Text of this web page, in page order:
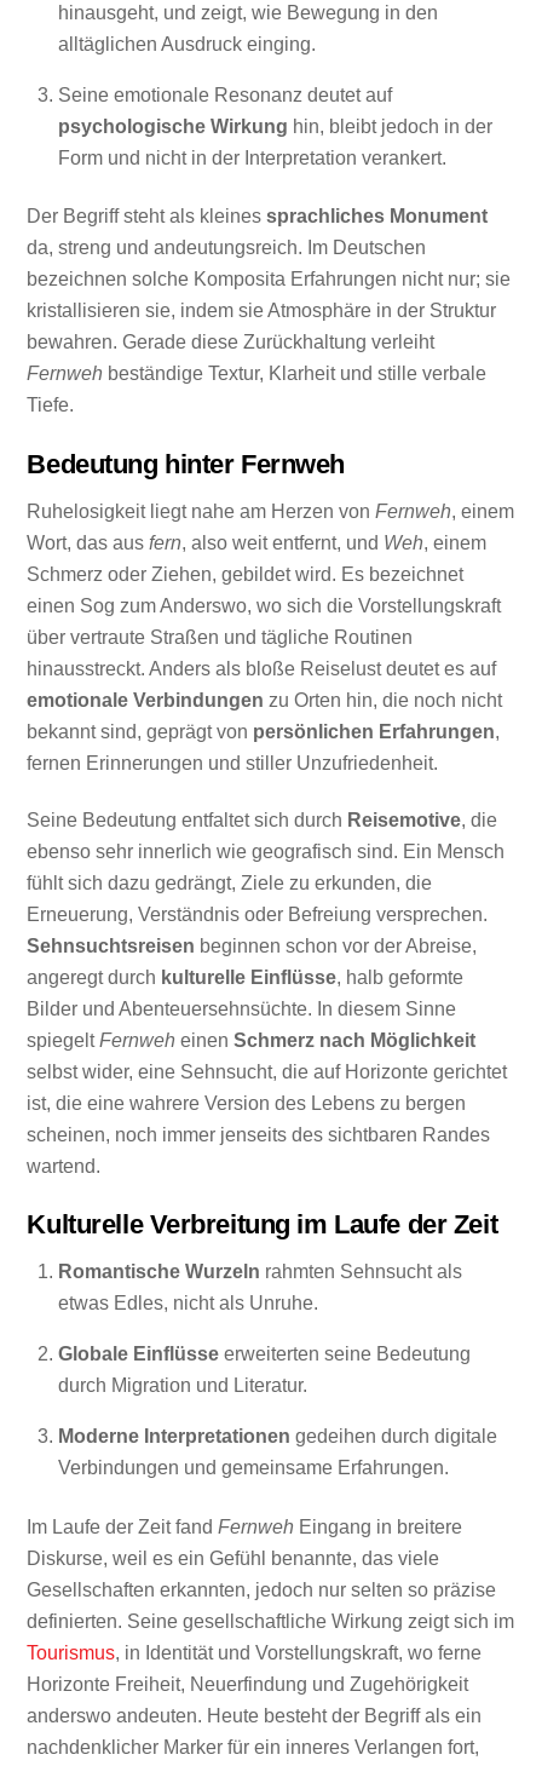
hinausgeht, und zeigt, wie Bewegung in den
alltäglichen Ausdruck einging.
Seine emotionale Resonanz deutet auf
psychologische Wirkung hin, bleibt jedoch in der
Form und nicht in der Interpretation verankert.
Der Begriff steht als kleinessprachliches Monument
da, streng und andeutungsreich. Im Deutschen
bezeichnen solche Komposita Erfahrungen nicht nur; sie
kristallisieren sie, indem sie Atmosphäre in der Struktur
bewahren. Gerade diese Zurückhaltung verleiht
Fernweh beständige Textur, Klarheit und stille verbale
Tiefe.
Bedeutung hinter Fernweh
Ruhelosigkeit liegt nahe am Herzen vonFernweh, einem
Wort, das ausfern, also weit entfernt, und Weh, einem
Schmerz oder Ziehen, gebildet wird. Es bezeichnet
einen Sog zum Anderswo, wo sich die Vorstellungskraft
über vertraute Straßen und tägliche Routinen
hinausstreckt. Anders als bloße Reiselust deutet es auf
emotionale Verbindungen zu Orten hin, die noch nicht
bekannt sind, geprägt von persönlichen Erfahrungen,
fernen Erinnerungen und stiller Unzufriedenheit.
Seine Bedeutung entfaltet sich durch Reisemotive, die
ebenso sehr innerlich wie geografisch sind. Ein Mensch
fühlt sich dazu gedrängt, Ziele zu erkunden, die
Erneuerung, Verständnis oder Befreiung versprechen.
Sehnsuchtsreisen beginnen schon vor der Abreise,
angeregt durch kulturelle Einflüsse, halb geformte
Bilder und Abenteuersehnsüchte. In diesem Sinne
spiegeltFernweh einenSchmerz nach Möglichkeit
selbst wider, eine Sehnsucht, die auf Horizonte gerichtet
ist, die eine wahrere Version des Lebens zu bergen
scheinen, noch immer jenseits des sichtbaren Randes
wartend.
Kulturelle Verbreitung im Laufe der Zeit
Romantische Wurzeln rahmten Sehnsucht als
etwas Edles, nicht als Unruhe.
Globale Einflüsse erweiterten seine Bedeutung
durch Migration und Literatur.
Moderne Interpretationen gedeihen durch digitale
Verbindungen und gemeinsame Erfahrungen.
Im Laufe der Zeit fandFernweh Eingang in breitere
Diskurse, weil es ein Gefühl benannte, das viele
Gesellschaften erkannten, jedoch nur selten so präzise
definierten. Seine gesellschaftliche Wirkung zeigt sich im
Tourismus, in Identität und Vorstellungskraft, wo ferne
Horizonte Freiheit, Neuerfindung und Zugehörigkeit
anderswo andeuten. Heute besteht der Begriff als ein
nachdenklicher Marker für ein inneres Verlangen fort,